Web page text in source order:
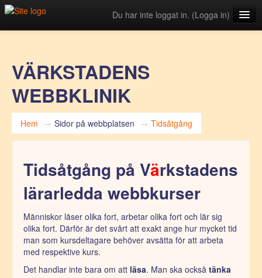
Du har inte loggat in. (Logga in)
VÄRKSTADENS
WEBBKLINIK
Hem → Sidor på webbplatsen → Tidsåtgång
Tidsåtgång på Värkstadens
lärarledda webbkurser
Människor läser olika fort, arbetar olika fort och lär sig
olika fort. Därför är det svårt att exakt ange hur mycket tid
man som kursdeltagare behöver avsätta för att arbeta
med respektive kurs.
Det handlar inte bara om att läsa. Man ska också tänka